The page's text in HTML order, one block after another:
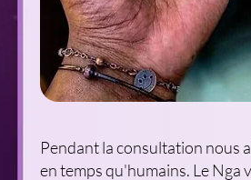
Pendant la consultation nous
en temps qu'humains. Le Nga